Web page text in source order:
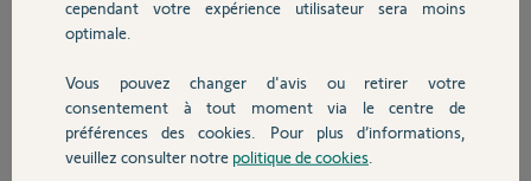
Devis avec un pro
Contact
Réponses
autres on perd le fil de la discussion.
Je suis au moins 30 sujets à la fois....!
cependant votre expérience utilisateur sera moins
optimale.
Vous pouvez changer d'avis ou retirer votre
consentement à tout moment via le centre de
préférences des cookies. Pour plus d’informations,
veuillez consulter notre politique de cookies